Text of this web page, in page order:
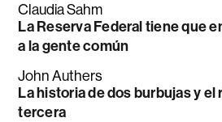
Claudia Sahm
La Reserva Federal tiene que
a la gente común
John Authers
La historia de dos burbujas y el
tercera